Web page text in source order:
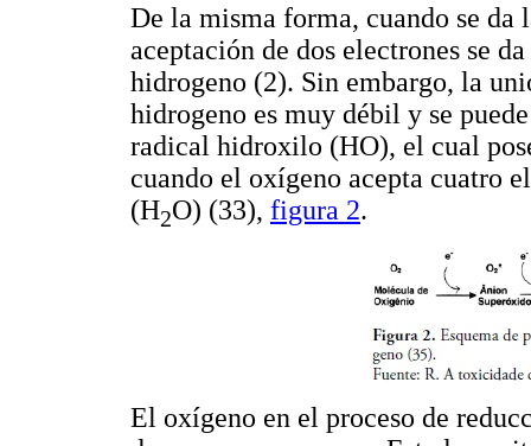
De la misma forma, cuando se
aceptación de dos electrones se
hidrogeno (2). Sin embargo, la
hidrogeno es muy débil y se
radical hidroxilo (HO), el cual
cuando el oxígeno acepta cuatro
(H2O) (33), figura 2.
El oxígeno en el proceso de